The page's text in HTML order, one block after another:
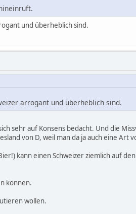
und überheblich sind.
arrogant und überheblich sind.
sehr auf Konsens bedacht. Und die
von D, weil man da ja auch eine Art
kann einen Schweizer ziemlich auf
können.
wollen.